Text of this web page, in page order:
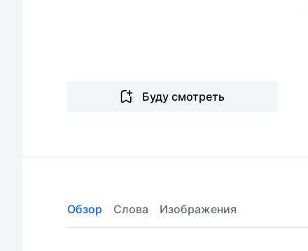
Буду смотреть
Обзор Слова Изображения